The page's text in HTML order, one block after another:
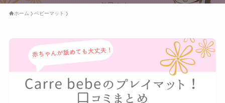
ホーム ベビーマット